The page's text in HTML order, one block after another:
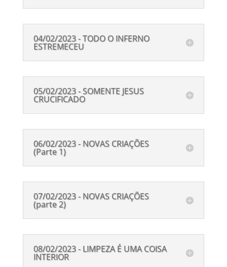
04/02/2023 - TODO O INFERNO
ESTREMECEU
05/02/2023 - SOMENTE JESUS
CRUCIFICADO
06/02/2023 - NOVAS CRIAÇÕES
(Parte 1)
07/02/2023 - NOVAS CRIAÇÕES
(parte 2)
08/02/2023 - LIMPEZA É UMA COISA
INTERIOR